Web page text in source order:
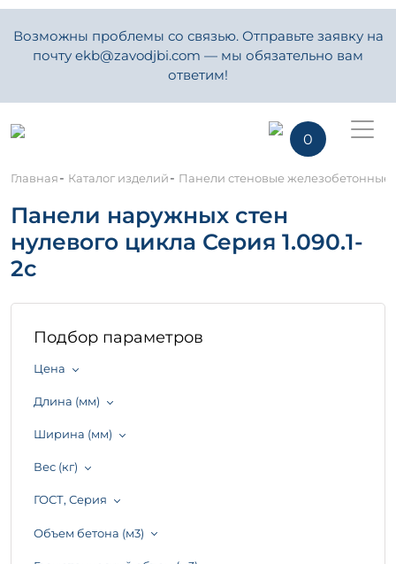
Возможны проблемы со связью. Отправьте заявку на
почту ekb@zavodjbi.com — мы обязательно вам
ответим!
0
Главная- Каталог изделий- Панели стеновые железобетонные
Панели наружных стен
нулевого цикла Серия 1.090.1-
2с
Подбор параметров
Цена
Длина (мм)
Ширина (мм)
Вес (кг)
ГОСТ, Серия
Объем бетона (м3)